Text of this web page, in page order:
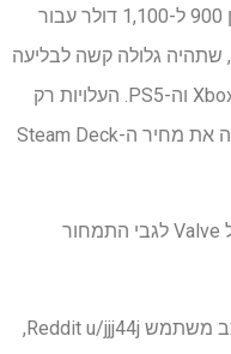
כמה הדלפות מחירים בינואר הציעו בין 900 ל-1,100 דולר עבור
התצורות השונות של Steam Machine, שתהיה גלולה קשה לבליעה
עבור מכונה שנועדה להתחרות עם ה-Xbox וה-PS5. העלויות רק
עלו מאז ינואר ו-Valve העלתה לאחרונה את מחיר ה-Steam Deck
ב- Reddit, הדיון על חוסר הבהירות של Valve לגבי התמחור
"הכל מלבד לשחרר את המחירים", כתב משתמש Reddit u/jjj44j,